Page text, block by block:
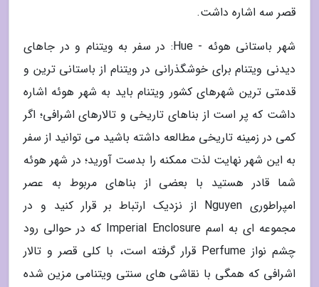
قصر سه اشاره داشت.
شهر باستانی هوئه - Hue: در سفر به ویتنام و در جاهای
دیدنی ویتنام برای خوشگذرانی در ویتنام از باستانی ترین و
قدمتی ترین شهرهای کشور ویتنام باید به شهر هوئه اشاره
داشت که پر است از بناهای تاریخی و تالارهای اشرافی؛ اگر
کمی در زمینه تاریخی مطالعه داشته باشید می توانید از سفر
به این شهر نهایت لذت ممکنه را بدست آورید؛ در شهر هوئه
شما قادر هستید با بعضی از بناهای مربوط به عصر
امپراطوری Nguyen از نزدیک ارتباط بر قرار کنید و در
مجموعه ای به اسم Imperial Enclosure که در حوالی رود
چشم نواز Perfume قرار گرفته است، با کلی قصر و تالار
اشرافی که همگی با نقاشی های سنتی ویتنامی مزین شده